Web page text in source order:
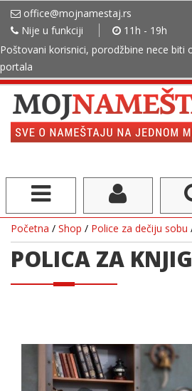
office@mojnamestaj.rs
Nije u funkciji
11h - 19h
Poštovani korisnici, porodžbine nece biti
portala
Početna / Shop / Police za dečiju sobu
POLICA ZA